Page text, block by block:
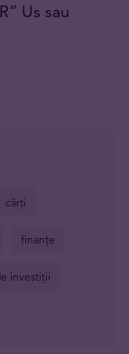
Us sau
cărți
finanțe
investiții